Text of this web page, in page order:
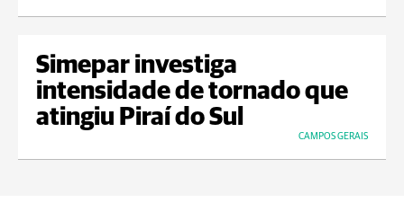
Simepar investiga
intensidade de tornado que
atingiu Piraí do Sul
CAMPOS GERAIS